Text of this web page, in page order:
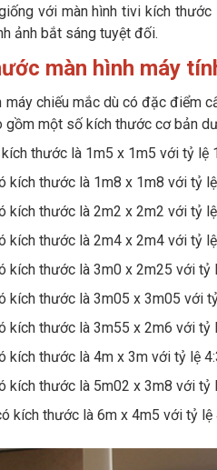
với màn hình tivi kích
ảnh bắt sáng tuyệt đối.
màn hình máy
máy chiếu mắc dù có đặc điểm
gồm một số kích thước cơ bản
thước là 1m5 x 1m5 với tỷ lệ
kích thước là 1m8 x 1m8 với tỷ
kích thước là 2m2 x 2m2 với tỷ
kích thước là 2m4 x 2m4 với tỷ
kích thước là 3m0 x 2m25 với tỷ
kích thước là 3m05 x 3m05 với
kích thước là 3m55 x 2m6 với tỷ
kích thước là 4m x 3m với tỷ lệ
kích thước là 5m02 x 3m8 với tỷ
kích thước là 6m x 4m5 với tỷ lệ